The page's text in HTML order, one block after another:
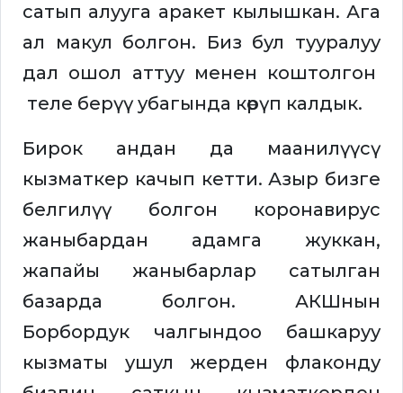
сатып алууга аракет кылышкан. Ага
ал макул болгон. Биз бул тууралуу
дал ошол аттуу менен коштолгон
теле берүү убагында көрүп калдык.
Бирок андан да маанилүүсү
кызматкер качып кетти. Азыр бизге
белгилүү болгон коронавирус
жаныбардан адамга жуккан,
жапайы жаныбарлар сатылган
базарда болгон. АКШнын
Борбордук чалгындоо башкаруу
кызматы ушул жерден флаконду